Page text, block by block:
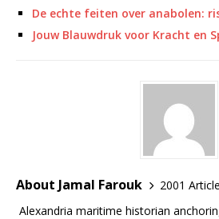
De echte feiten over anabolen:
Jouw Blauwdruk voor Kracht en
About Jamal Farouk
2001
Alexandria maritime historian